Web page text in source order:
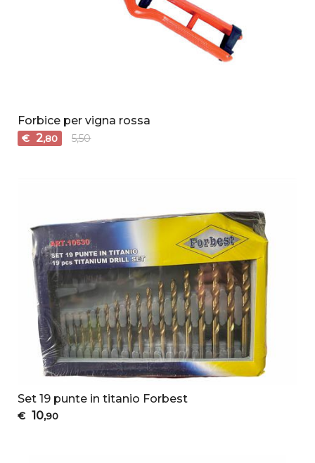
Forbice per vigna rossa
€ 2,80 5,50
Set 19 punte in titanio Forbest
€ 10,90